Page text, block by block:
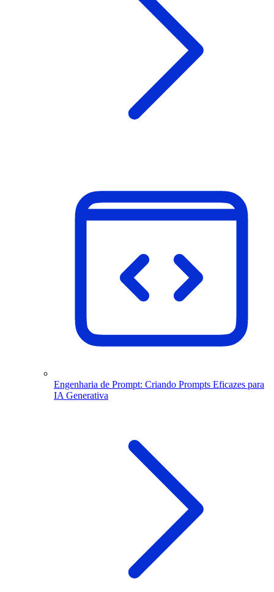
Engenharia de Prompt: Criando Prompts Eficazes para
IA Generativa